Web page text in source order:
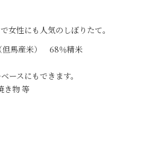
女性にも人気のしぼりたて。
但馬産米） 68％精米
ースにもできます。
き物 等